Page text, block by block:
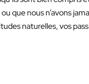
que nous n’avons
naturelles, vos